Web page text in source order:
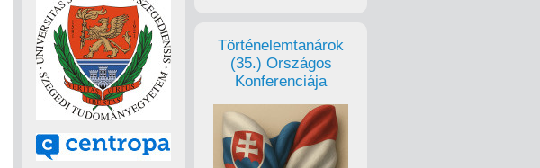
Történelemtanárok
(35.) Országos
Konferenciája